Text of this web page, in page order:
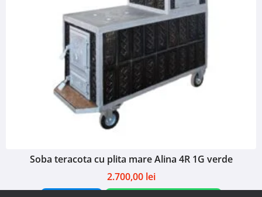
Soba teracota cu plita mare Alina 4R 1G verde
2.700,00 lei